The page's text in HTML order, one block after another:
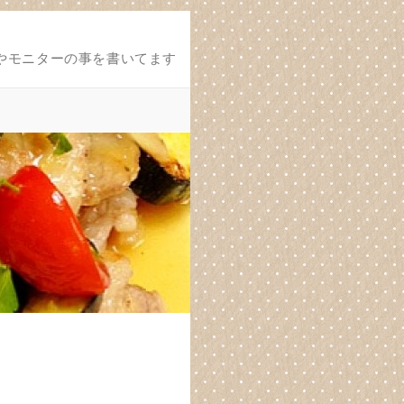
モニターの事を書いてます